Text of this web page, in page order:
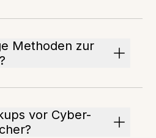
Methoden zur
vor Cyber-